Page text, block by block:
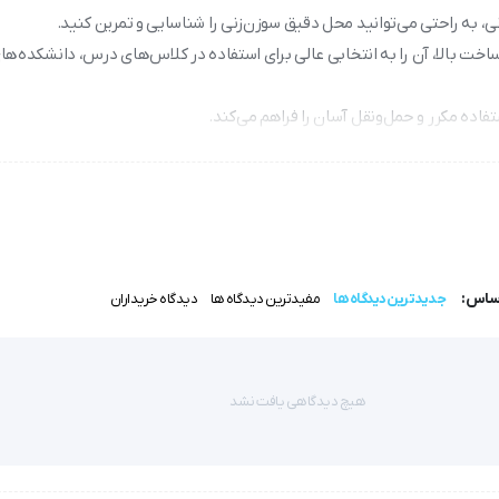
به راحتی می‌توانید محل دقیق سوزن‌زنی را شناسایی و تمرین کنید.
ساخت بالا، آن را به انتخابی عالی برای استفاده در کلاس‌های درس،
برای هر علاقه‌مندی که می‌خواهد این روش درمانی را به شکلی اصولی
جدیدترین دیدگاه ها مفیدترین دیدگاه ها دیدگاه خریداران
هیچ دیدگاهی یافت نشد